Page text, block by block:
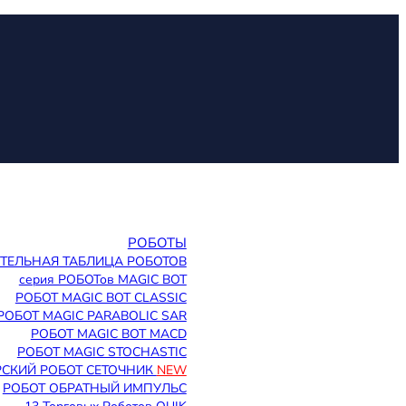
РОБОТЫ
ТАБЛИЦА РОБОТОВ
серия РОБОТов MAGIC BOT
РОБОТ MAGIC BOT CLASSIC
MAGIC PARABOLIC SAR
РОБОТ MAGIC BOT MACD
РОБОТ MAGIC STOCHASTIC
РОБОТ СЕТОЧНИК NEW
РОБОТ ОБРАТНЫЙ ИМПУЛЬС